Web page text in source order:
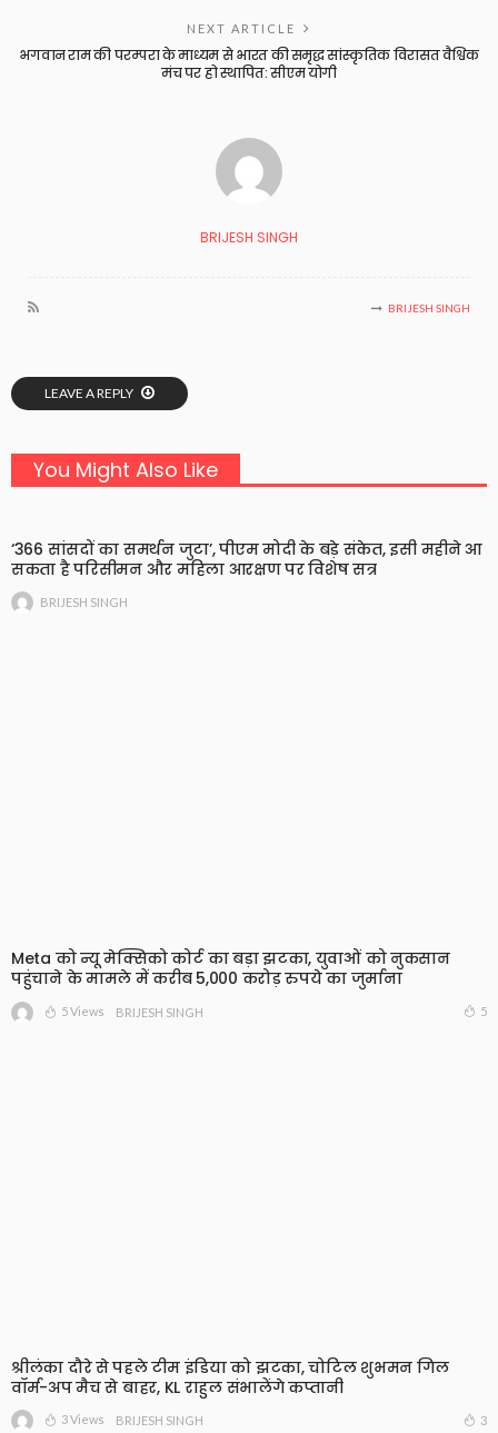
NEXT ARTICLE
भगवान राम की परम्परा के माध्यम से भारत की समृद्ध सांस्कृतिक विरासत वैश्विक
मंच पर हो स्थापित: सीएम योगी
BRIJESH SINGH
BRIJESH SINGH
LEAVE A REPLY
You Might Also Like
‘366 सांसदों का समर्थन जुटा’, पीएम मोदी के बड़े संकेत, इसी महीने आ
सकता है परिसीमन और महिला आरक्षण पर विशेष सत्र
BRIJESH SINGH
Meta को न्यू मेक्सिको कोर्ट का बड़ा झटका, युवाओं को नुकसान
पहुंचाने के मामले में करीब 5,000 करोड़ रुपये का जुर्माना
5 Views BRIJESH SINGH 5
श्रीलंका दौरे से पहले टीम इंडिया को झटका, चोटिल शुभमन गिल
वॉर्म-अप मैच से बाहर, KL राहुल संभालेंगे कप्तानी
3 Views BRIJESH SINGH 3